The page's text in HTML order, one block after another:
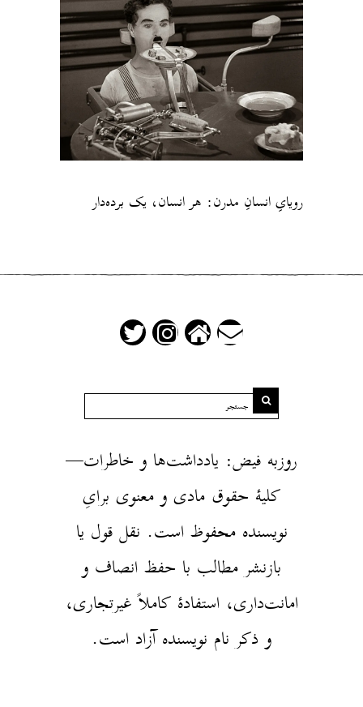
رویایِ انسانِ مدرن: هر انسان، یک برده‌دار
روزبه فیض: یادداشت‌ها و خاطرات—
کلیهٔ حقوق مادی و معنوی برایِ
نویسنده محفوظ است. نقل قول یا
بازنشر مطالب با حفظ انصاف و
امانت‌داری، استفادهٔ کاملاً غیرتجاری،
و ذکر نام نویسنده آزاد است.